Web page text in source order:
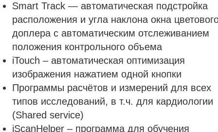
Smart Track — автоматическая подстройка
расположения и угла наклона окна
доплера с автоматическим отслеживанием
положения контрольного объема
iTouch – автоматическая оптимизация
изображения нажатием одной кнопки
Программы расчётов и измерений для всех
типов исследований, в т.ч. для кардиологии
(Shared service)
iScanHelper – программа для обучения